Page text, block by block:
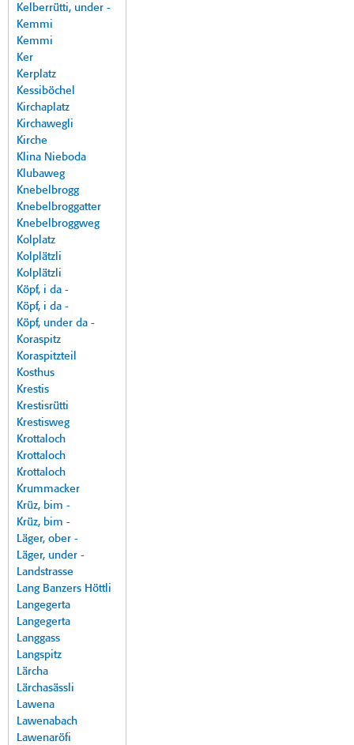
Kelberrütti, under -
Kemmi
Kemmi
Ker
Kerplatz
Kessiböchel
Kirchaplatz
Kirchawegli
Kirche
Klina Nieboda
Klubaweg
Knebelbrogg
Knebelbroggatter
Knebelbroggweg
Kolplatz
Kolplätzli
Kolplätzli
Köpf, i da -
Köpf, i da -
Köpf, under da -
Koraspitz
Koraspitzteil
Kosthus
Krestis
Krestisrütti
Krestisweg
Krottaloch
Krottaloch
Krottaloch
Krummacker
Krüz, bim -
Krüz, bim -
Läger, ober -
Läger, under -
Landstrasse
Lang Banzers Höttli
Langegerta
Langegerta
Langgass
Langspitz
Lärcha
Lärchasässli
Lawena
Lawenabach
Lawenaröfi